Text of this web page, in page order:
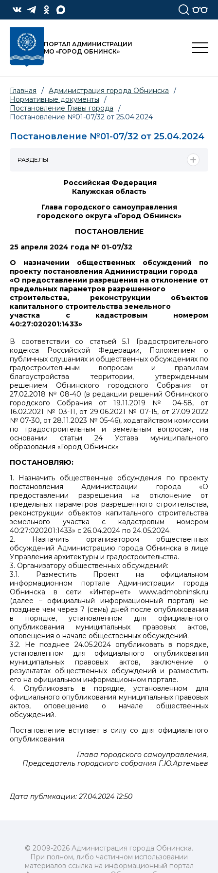
ПОРТАЛ АДМИНИСТРАЦИИ
МО «ГОРОД ОБНИНСК»
Главная / Администрация города Обнинска
/
Нормативные документы
/
Постановление Главы города
/
Постановление №01-07/32 от 25.04.2024
Постановление №01-07/32 от 25.04.2024
Российская Федерация
Калужская область
Глава городского самоуправления
городского округа «Город Обнинск»
ПОСТАНОВЛЕНИЕ
25 апреля 2024 года № 01-07/32
О назначении общественных обсуждений по
проекту постановления Администрации города
«О предоставлении разрешения на отклонение от
предельных параметров разрешенного
строительства, реконструкции объектов
капитального строительства земельного
участка с кадастровым номером
40:27:020201:1433»
В соответствии со статьей 5.1 Градостроительного
кодекса Российской Федерации, Положением о
публичных слушаниях и общественных обсуждениях по
градостроительным вопросам и правилам
благоустройства территории, утвержденным
решением Обнинского городского Собрания от
27.02.2018 № 08-40 (в редакции решений Обнинского
городского Собрания от 19.11.2019 № 04-58, от
16.02.2021 № 03-11, от 29.06.2021 № 07-15, от 27.09.2022
№ 07-30, от 28.11.2023 № 05-46), ходатайством комиссии
по градостроительным и земельным вопросам, на
основании статьи 24 Устава муниципального
образования «Город Обнинск»
ПОСТАНОВЛЯЮ:
1. Назначить общественные обсуждения по проекту
постановления Администрации города «О
предоставлении разрешения на отклонение от
предельных параметров разрешенного строительства,
реконструкции объектов капитального строительства
земельного участка с кадастровым номером
40:27:020201:1433» с 26.04.2024 по 24.05.2024.
2. Назначить организатором общественных
обсуждений Администрацию города Обнинска в лице
Управления архитектуры и градостроительства.
3. Организатору общественных обсуждений:
3.1. Разместить Проект на официальном
информационном портале Администрации города
Обнинска в сети «Интернет» www.admobninsk.ru
(далее – официальный информационный портал) не
позднее чем через 7 (семь) дней после опубликования
в порядке, установленном для официального
опубликования муниципальных правовых актов,
оповещения о начале общественных обсуждений.
3.2. Не позднее 24.05.2024 опубликовать в порядке,
установленном для официального опубликования
муниципальных правовых актов, заключение о
результатах общественных обсуждений и разместить
его на официальном информационном портале.
4. Опубликовать в порядке, установленном для
официального опубликования муниципальных правовых
актов, оповещение о начале общественных
обсуждений.
Постановление вступает в силу со дня официального
опубликования.
Глава городского самоуправления,
Председатель городского собрания Г.Ю.Артемьев
Дата публикации: 27.04.2024 12:50
РАЗДЕЛЫ
© 2009-2026 Администрация города Обнинска.
При полном, либо частичном использовании
материалов ссылка на информационный портал